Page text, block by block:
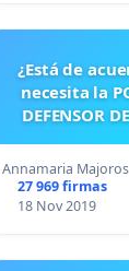
¿Está de
necesita la
DEFENSOR
Annamaria Majoros
27 969 firmas
18 Nov 2019